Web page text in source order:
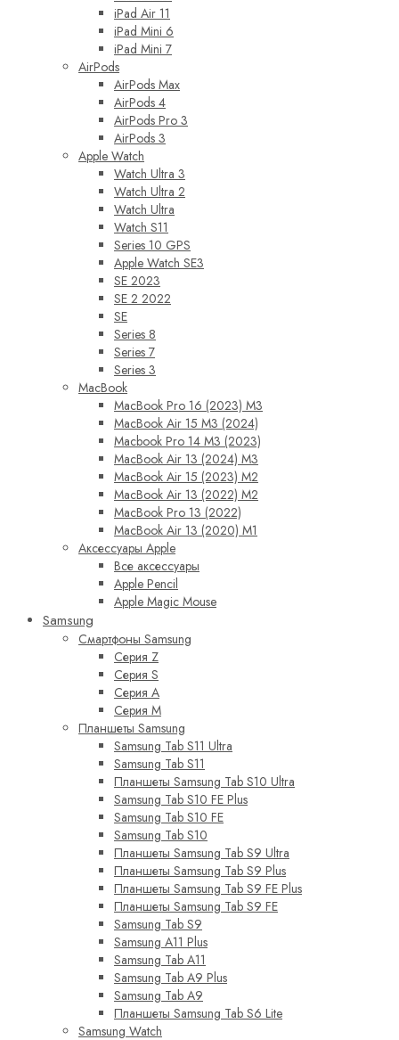
iPad Air 11
iPad Mini 6
iPad Mini 7
AirPods
AirPods Max
AirPods 4
AirPods Pro 3
AirPods 3
Apple Watch
Watch Ultra 3
Watch Ultra 2
Watch Ultra
Watch S11
Series 10 GPS
Apple Watch SE3
SE 2023
SE 2 2022
SE
Series 8
Series 7
Series 3
MacBook
MacBook Pro 16 (2023) M3
MacBook Air 15 M3 (2024)
Macbook Pro 14 M3 (2023)
MacBook Air 13 (2024) M3
MacBook Air 15 (2023) M2
MacBook Air 13 (2022) M2
MacBook Pro 13 (2022)
MacBook Air 13 (2020) M1
Аксессуары Apple
Все аксессуары
Apple Pencil
Apple Magic Mouse
Samsung
Смартфоны Samsung
Серия Z
Серия S
Серия A
Серия M
Планшеты Samsung
Samsung Tab S11 Ultra
Samsung Tab S11
Планшеты Samsung Tab S10 Ultra
Samsung Tab S10 FE Plus
Samsung Tab S10 FE
Samsung Tab S10
Планшеты Samsung Tab S9 Ultra
Планшеты Samsung Tab S9 Plus
Планшеты Samsung Tab S9 FE Plus
Планшеты Samsung Tab S9 FE
Samsung Tab S9
Samsung A11 Plus
Samsung Tab A11
Samsung Tab A9 Plus
Samsung Tab A9
Планшеты Samsung Tab S6 Lite
Samsung Watch